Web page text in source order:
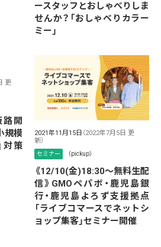
ースタッフとおしゃべりしま
せんか？「おしゃべりカラー
ミー」
更
路開
規模
対策
2021年11月15日 （2022年7月5日 更
新）
セミナー （pickup）
《12/10(金)18:30～無料生配
信》GMOペパボ・鹿児島銀
行・鹿児島よろず支援拠点
「ライブコマースでネットシ
ョップ集客」セミナー開催